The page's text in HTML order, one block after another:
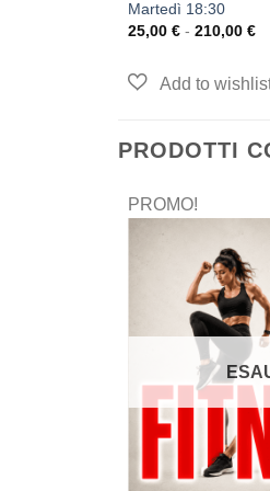
Martedì 18:30
25,00€ - 210,00€
PRODOTTI
PROMO!